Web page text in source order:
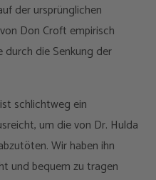
der ursprünglichen
Don Croft empirisch
die Senkung der
schlichtweg ein
um die von Dr. Hulda
Wir haben ihn
und bequem zu tragen